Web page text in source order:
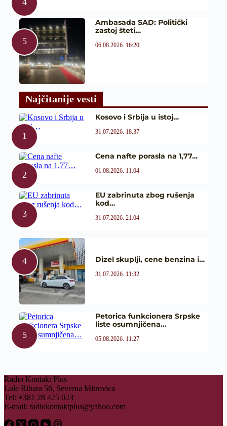
Ambasada SAD: Politički
zastoj šteti…
06.08.2026. 16:20
Najčitanije vesti
Kosovo i Srbija u istoj…
31.07.2026. 18:37
Cena nafte porasla na 1,77…
01.08.2026. 11:04
EU zabrinuta zbog rušenja
kod…
31.07.2026. 21:04
Dizel skuplji, cene benzina i…
31.07.2026. 11:32
Petorica funkcionera Srpske
liste osumnjičena…
05.08.2026. 11:27
Radio Kontakt Plus
Lole Ribara 56, Severna Mitrovica
Tel: +381 28 425 023
E-mail: radiokontaktplus@yahoo.com